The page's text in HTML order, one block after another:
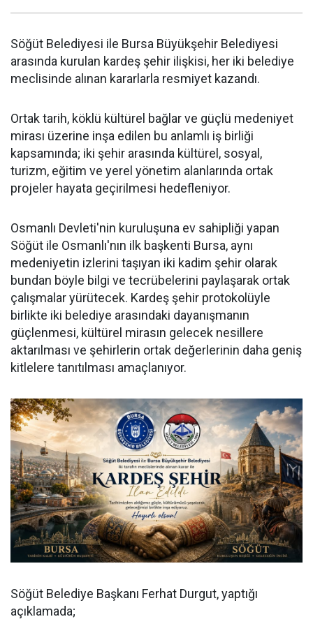
Söğüt Belediyesi ile Bursa Büyükşehir Belediyesi
arasında kurulan kardeş şehir ilişkisi, her iki belediye
meclisinde alınan kararlarla resmiyet kazandı.
Ortak tarih, köklü kültürel bağlar ve güçlü medeniyet
mirası üzerine inşa edilen bu anlamlı iş birliği
kapsamında; iki şehir arasında kültürel, sosyal,
turizm, eğitim ve yerel yönetim alanlarında ortak
projeler hayata geçirilmesi hedefleniyor.
Osmanlı Devleti'nin kuruluşuna ev sahipliği yapan
Söğüt ile Osmanlı'nın ilk başkenti Bursa, aynı
medeniyetin izlerini taşıyan iki kadim şehir olarak
bundan böyle bilgi ve tecrübelerini paylaşarak ortak
çalışmalar yürütecek. Kardeş şehir protokolüyle
birlikte iki belediye arasındaki dayanışmanın
güçlenmesi, kültürel mirasın gelecek nesillere
aktarılması ve şehirlerin ortak değerlerinin daha geniş
kitlelere tanıtılması amaçlanıyor.
Söğüt Belediye Başkanı Ferhat Durgut, yaptığı
açıklamada;